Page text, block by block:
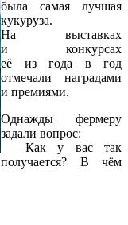
была самая лучшая
кукуруза.
На выставках
и конкурсах
её из года в год
отмечали наградами
и премиями.
Однажды фермеру
задали вопрос:
— Как у вас так
получается? В чём